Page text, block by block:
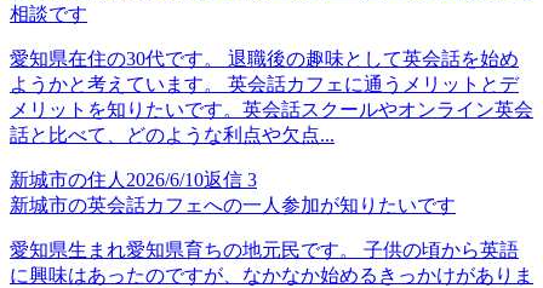
相談です
愛知県在住の30代です。 退職後の趣味として英会話を始め
ようかと考えています。 英会話カフェに通うメリットとデ
メリットを知りたいです。英会話スクールやオンライン英会
話と比べて、どのような利点や欠点...
新城市の住人 2026/6/10返信 3
新城市の英会話カフェへの一人参加が知りたいです
愛知県生まれ愛知県育ちの地元民です。 子供の頃から英語
に興味はあったのですが、なかなか始めるきっかけがありま